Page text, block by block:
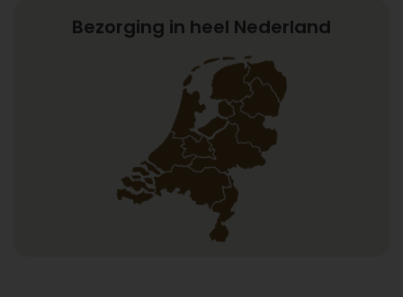
Bezorging in heel Nederland